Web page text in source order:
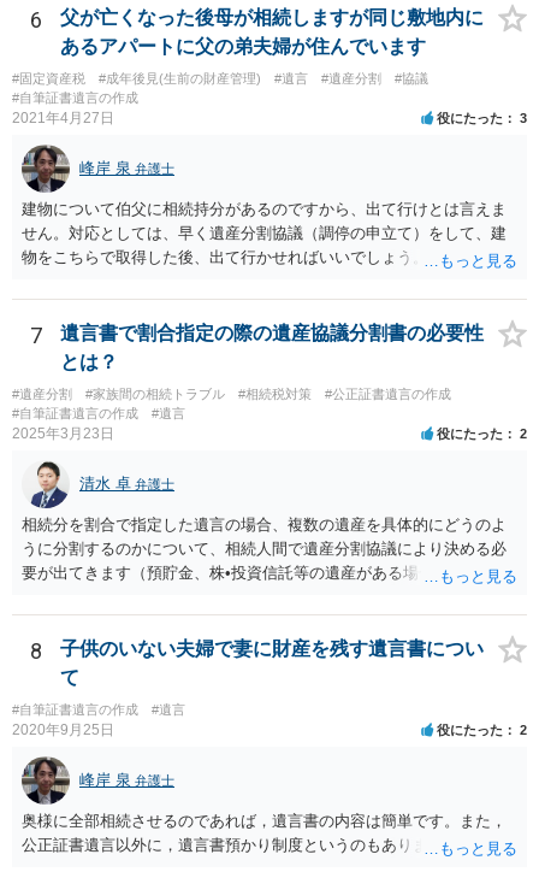
弁護士費用としてかかります。 ・亡くなった際に、法務局に預けた自
筆証書遺言の存在を親族がなかったものにされる可能性 ⇒自筆の遺言
書を法務局に保管した場合、死亡後、法務局に遺言書の有無を照会す
ることになりますので、「法務局に預けた自筆証書遺言の存在を親族
がなかったもの」にすることはできません。 存在をなかったものにす
がありえますが、その予防方法は、遺言者と面談してみないと判断が
難しいです。
6
父が亡くなった後母が相続しますが同じ敷地内に
あるアパートに父の弟夫婦が住んでいます
#固定資産税 #成年後見(生前の財産管理) #遺言 #遺産分割
#協議
#自筆証書遺言の作成
2021年4月27日 役にたった 3
峰岸 泉 弁護士
建物について伯父に相続持分があるのですから、出て行けとは言えま
せん。対応としては、早く遺産分割協議（調停の申立て）をして、建
物をこちらで取得した後、出て行かせればいいでしょう。 建物の固定
っていない部分については請求すればいいと思います。 なお、家賃に
ついては、お父様自身が遺産分割手続をしなかったのですから、あき
らめるしかないと思います。
7
遺言書で割合指定の際の遺産協議分割書の必要性
とは？
#遺産分割 #家族間の相続トラブル #相続税対策
#公正証書遺言の作成
#自筆証書遺言の作成
#遺言
2025年3月23日 役にたった 2
清水 卓 弁護士
相続分を割合で指定した遺言の場合、複数の遺産を具体的にどうのよ
うに分割するのかについて、相続人間で遺産分割協議により決める必
要が出てきます（預貯金、株•投資信託等の遺産がある場合に、どの遺
投資信託は他の相続人にというような分け方をするのか等について
は、相続人間で遺産分割協議により決める必要があります）。
8
子供のいない夫婦で妻に財産を残す遺言書につい
て
#自筆証書遺言の作成 #遺言
2020年9月25日 役にたった 2
峰岸 泉 弁護士
奥様に全部相続させるのであれば，遺言書の内容は簡単です。また，
公正証書遺言以外に，遺言書預かり制度というのもあります。